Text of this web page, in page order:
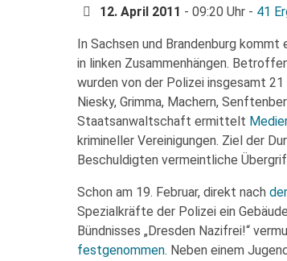
12. April 2011 - 09:20 Uhr - 41
In Sachsen und Brandenburg
in linken Zusammenhängen.
wurden von der Polizei insgesamt
Niesky, Grimma, Machern,
Staatsanwaltschaft ermittelt
krimineller Vereinigungen. Ziel der
Beschuldigten vermeintliche
Schon am 19. Februar, direkt nach
Spezialkräfte der Polizei ein
Bündnisses „Dresden Nazifrei!“
festgenommen. Neben einem